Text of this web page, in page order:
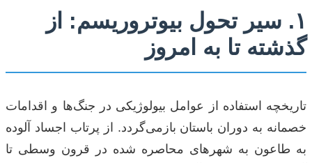
۱. سیر تحول بیوتروریسم: از
گذشته تا به امروز
تاریخچه استفاده از عوامل بیولوژیکی در جنگ‌ها و اقدامات
خصمانه به دوران باستان بازمی‌گردد. از پرتاب اجساد آلوده
به طاعون به شهرهای محاصره شده در قرون وسطی تا